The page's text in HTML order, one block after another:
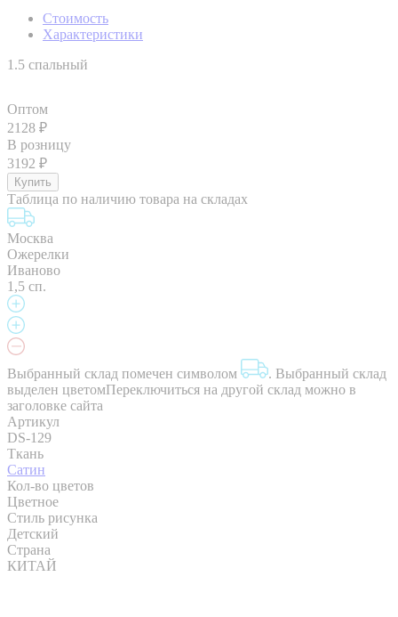
Стоимость
Характеристики
1.5 спальный
Оптом
2128 ₽
В розницу
3192 ₽
Таблица по наличию товара на складах
Москва
Ожерелки
Иваново
1,5 сп.
Выбранный склад помечен символом . Выбранный склад
выделен цветомПереключиться на другой склад можно в
заголовке сайта
Артикул
DS-129
Ткань
Сатин
Кол-во цветов
Цветное
Стиль рисунка
Детский
Страна
КИТАЙ